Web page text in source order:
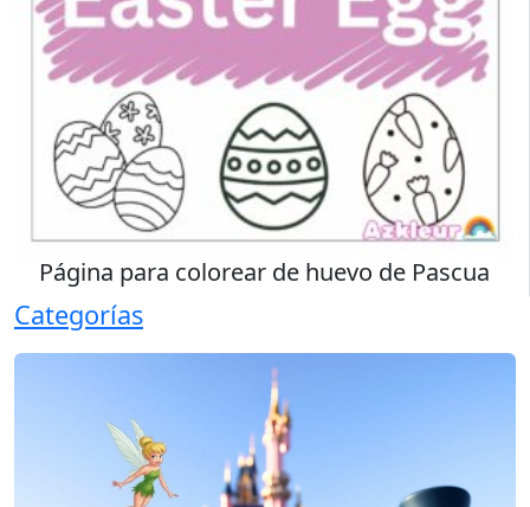
Página para colorear de huevo de Pascua
Categorías